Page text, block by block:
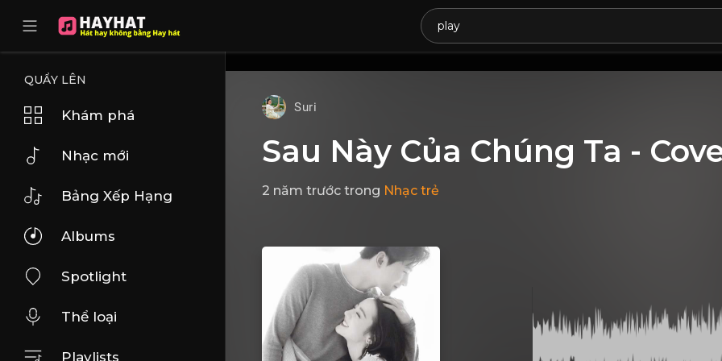
QUẨY LÊN
Khám phá
Nhạc mới
Bảng Xếp Hạng
Albums
Spotlight
Thể loại
Playlists
Suri
Sau Này Của Chúng Ta -
2 năm trước trong Nhạc trẻ